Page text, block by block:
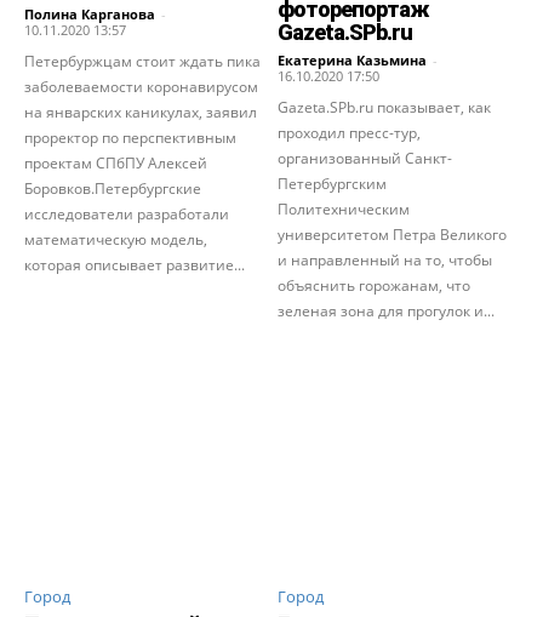
Полина Карганова -
10.11.2020 13:57
Петербуржцам стоит ждать пика
заболеваемости коронавирусом
на январских каникулах, заявил
проректор по перспективным
проектам СПбПУ Алексей
Боровков.Петербургские
исследователи разработали
математическую модель,
которая описывает развитие...
фоторепортаж
Gazeta.SPb.ru
Екатерина Казьмина -
16.10.2020 17:50
Gazeta.SPb.ru показывает, как
проходил пресс-тур,
организованный Санкт-
Петербургским
Политехническим
университетом Петра Великого
и направленный на то, чтобы
объяснить горожанам, что
зеленая зона для прогулок и...
Город Город